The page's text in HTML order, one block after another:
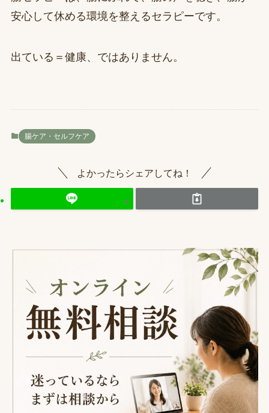
安心して休める環境を整えるセラピーです。
出ている＝健康、ではありません。
腸ケア・セルフケア
よかったらシェアしてね！